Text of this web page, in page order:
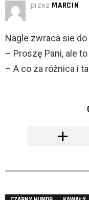
przez MARCIN
Nagle zwraca sie
– Proszę Pani, ale
– A co za różnica i